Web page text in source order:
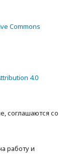
Commons
4.0
соглашаются со
работу и